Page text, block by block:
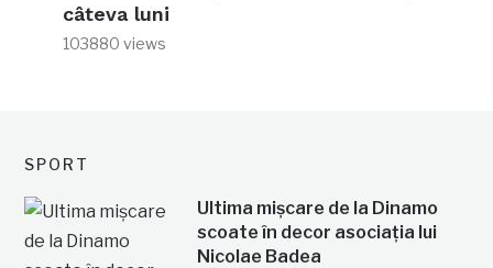
câteva luni
103880 views
SPORT
Ultima mișcare de la Dinamo
scoate în decor asociația lui
Nicolae Badea